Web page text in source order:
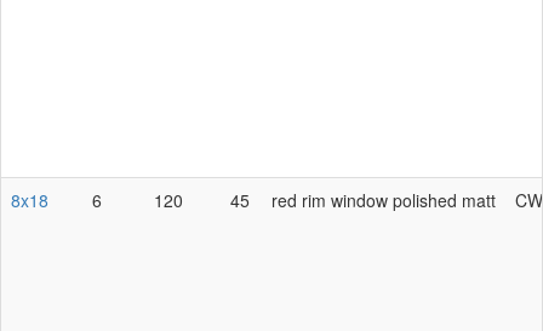
8x18 6 120 45 red rim window polished matt